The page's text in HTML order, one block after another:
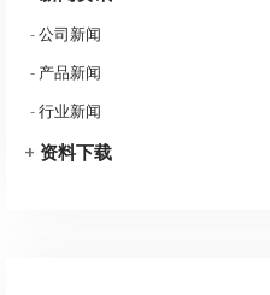
-公司新闻
- 产品新闻
-行业新闻
+ 资料下载